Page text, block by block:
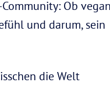
Ob
und darum, sein
die Welt